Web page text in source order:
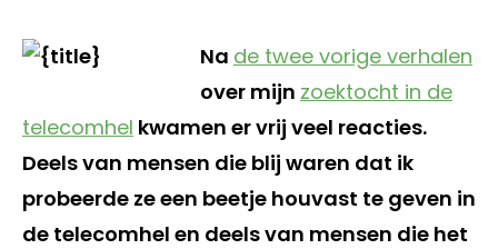
Na de twee vorige verhalen
over mijn zoektocht in de
telecomhel kwamen er vrij veel reacties.
Deels van mensen die blij waren dat ik
probeerde ze een beetje houvast te geven in
de telecomhel en deels van mensen die het